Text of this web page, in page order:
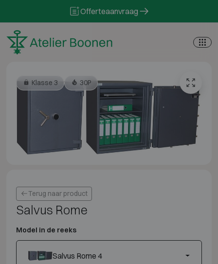
Offerteaanvraag
Klasse 3 30P
Terug naar product
Salvus Rome
Model in de reeks
Salvus Rome 4